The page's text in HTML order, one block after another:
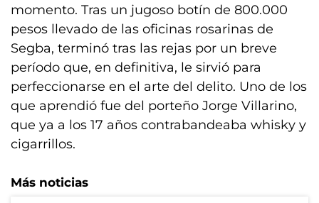
momento. Tras un jugoso botín de 800.000
pesos llevado de las oficinas rosarinas de
Segba, terminó tras las rejas por un breve
período que, en definitiva, le sirvió para
perfeccionarse en el arte del delito. Uno de los
que aprendió fue del porteño Jorge Villarino,
que ya a los 17 años contrabandeaba whisky y
cigarrillos.
Más noticias